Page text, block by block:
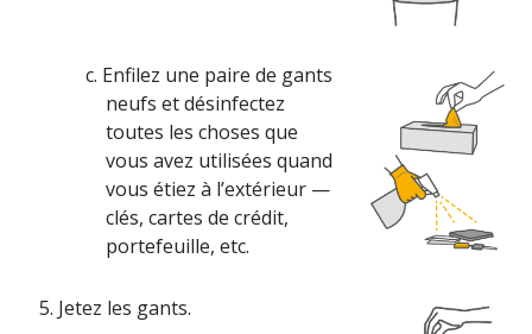
c. Enfilez une paire de gants
neufs et désinfectez
toutes les choses que
vous avez utilisées quand
vous étiez à l’extérieur —
clés, cartes de crédit,
portefeuille, etc.
Jetez les gants.